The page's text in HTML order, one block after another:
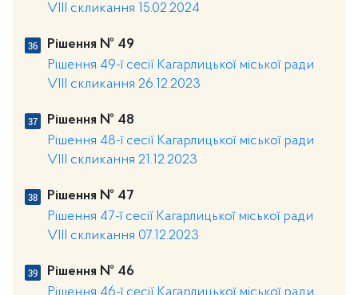
VIII скликання 15.02.2024
Рішення № 49
Рішення 49-ї сесії Кагарлицької міської ради
VIII скликання 26.12.2023
Рішення № 48
Рішення 48-ї сесії Кагарлицької міської ради
VIII скликання 21.12.2023
Рішення № 47
Рішення 47-ї сесії Кагарлицької міської ради
VIII скликання 07.12.2023
Рішення № 46